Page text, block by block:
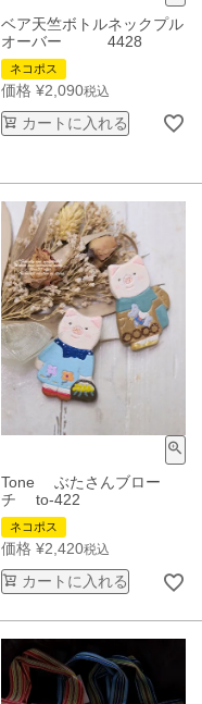
ベア天竺ボトルネックプル
オーバー 4428
ネコポス
価格 ¥2,090税込
カートに入れる
Tone ぶたさんブロー
チ to-422
ネコポス
価格 ¥2,420税込
カートに入れる